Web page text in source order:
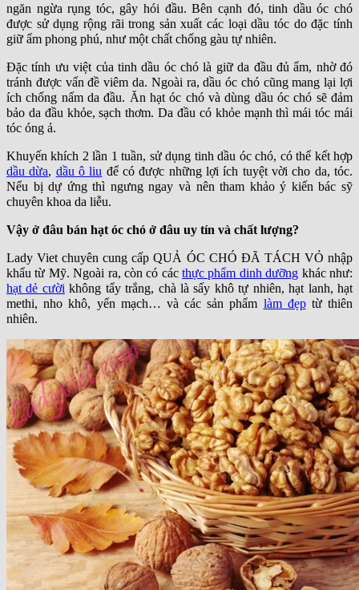
ngăn ngừa rụng tóc, gây hói đầu. Bên cạnh đó, tinh dầu óc chó
được sử dụng rộng rãi trong sản xuất các loại dầu tóc do đặc tính
giữ ẩm phong phú, như một chất chống gàu tự nhiên.
Đặc tính ưu việt của tinh dầu óc chó là giữ da đầu đủ ẩm, nhờ đó
tránh được vấn đề viêm da. Ngoài ra, dầu óc chó cũng mang lại lợi
ích chống nấm da đầu. Ăn hạt óc chó và dùng dầu óc chó sẽ đảm
bảo da đầu khỏe, sạch thơm. Da đầu có khỏe mạnh thì mái tóc mái
tóc óng ả.
Khuyến khích 2 lần 1 tuần, sử dụng tinh dầu óc chó, có thể kết hợp
dầu dừa, dầu ô liu để có được những lợi ích tuyệt vời cho da, tóc.
Nếu bị dự ứng thì ngưng ngay và nên tham khảo ý kiến bác sỹ
chuyên khoa da liễu.
Vậy ở đâu bán hạt óc chó ở đâu uy tín và chất lượng?
Lady Viet chuyên cung cấp QUẢ ÓC CHÓ ĐÃ TÁCH VỎ nhập
khẩu từ Mỹ. Ngoài ra, còn có cácthực phẩm dinh dưỡng khác như:
hạt dẻ cười không tẩy trắng, chà là sấy khô tự nhiên, hạt lanh, hạt
methi, nho khô, yến mạch… và các sản phẩm làm đẹptừ thiên
nhiên.